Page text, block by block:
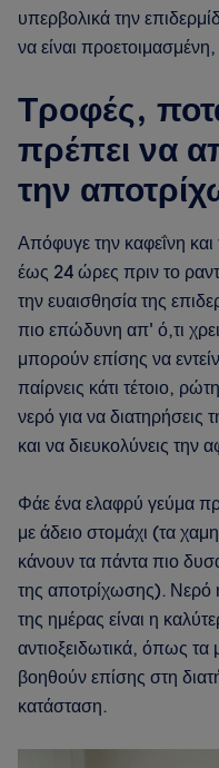
υπερβολικά την
να είναι
Τροφές,
πρέπει να
την
Απόφυγε την καφεΐνη και
έως 24 ώρες πριν το
την ευαισθησία της
πιο επώδυνη απ' ό,τι
μπορούν επίσης να
παίρνεις κάτι τέτοιο,
νερό για να διατηρήσεις
και να διευκολύνεις την
Φάε ένα ελαφρύ γεύμα
με άδειο στομάχι (τα
κάνουν τα πάντα πιο
της αποτρίχωσης). Νερό
της ημέρας είναι η
αντιοξειδωτικά, όπως
βοηθούν επίσης στη
κατάσταση.